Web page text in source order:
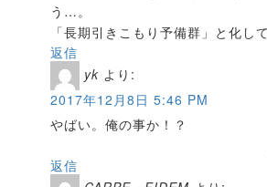
う…。
「長期引きこもり予備群」と化し
返信
yk より:
2017年12月8日 5:46 PM
やばい。俺の事か！？
底辺文
返信